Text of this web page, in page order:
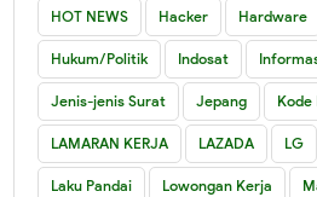
HOT NEWS Hacker Hardware
Hukum/Politik Indosat
Jenis-jenis Surat Jepang Kode
LAMARAN KERJA LAZADA LG
Laku Pandai Lowongan Kerja